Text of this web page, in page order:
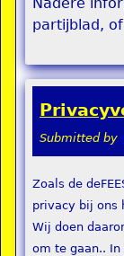
partijblad,
Submitted by
Zoals de
privacy bij ons
Wij doen
om te gaan..